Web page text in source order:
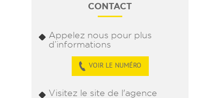
CONTACT
Appelez nous pour plus
d’informations
VOIR LE NUMÉRO
Visitez le site de l'agence